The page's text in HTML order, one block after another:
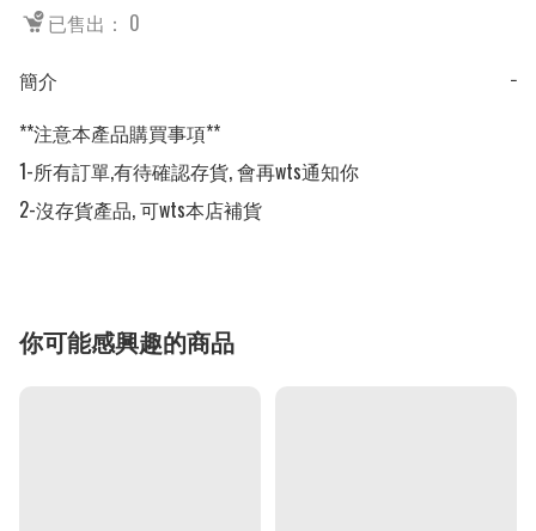
已售出： 0
簡介
−
**注意本產品購買事項**
1-所有訂單,有待確認存貨, 會再wts通知你
2-沒存貨產品, 可wts本店補貨
你可能感興趣的商品